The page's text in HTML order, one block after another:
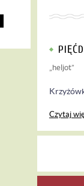
„heljot”
Czytaj